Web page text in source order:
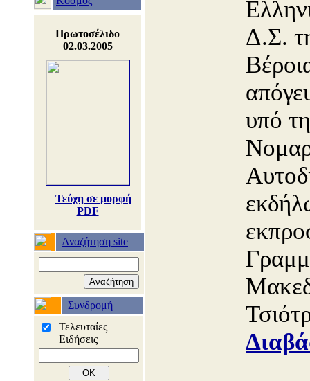
Πρωτοσέλιδο
02.03.2005
Τεύχη σε μορφή
PDF
Αναζήτηση site
Συνδρομή
Τελευταίες
Ειδήσεις
Δ.Σ.
υπό